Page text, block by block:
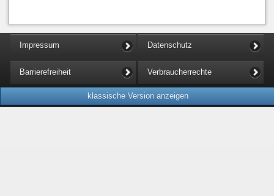
Impressum Datenschutz
Barrierefreiheit Verbraucherrechte
klassische Version anzeigen